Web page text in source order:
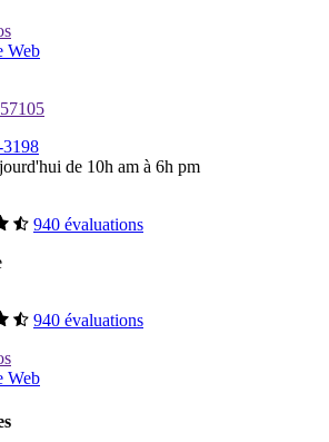
Web
de 10h am à 6h pm
940 évaluations
940 évaluations
Web